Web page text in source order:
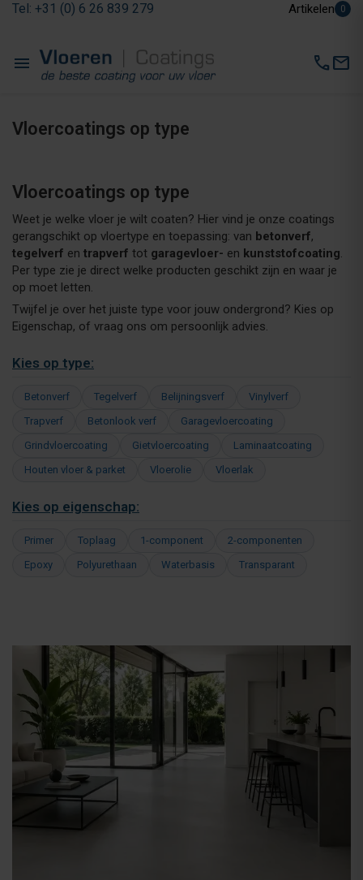
Tel: +31 (0) 6 26 839 279 Artikelen 0
menu callmail
Vloercoatings op type
Vloercoatings op type
Weet je welke vloer je wilt coaten? Hier vind je onze coatings
gerangschikt op vloertype en toepassing: van betonverf,
tegelverf en trapverf tot garagevloer- en kunststofcoating.
Per type zie je direct welke producten geschikt zijn en waar je
op moet letten.
Twijfel je over het juiste type voor jouw ondergrond? Kies op
Eigenschap, of vraag ons om persoonlijk advies.
Kies op type:
Betonverf Tegelverf Belijningsverf
Vinylverf
Trapverf
Betonlook verf
Garagevloercoating
Grindvloercoating
Gietvloercoating
Laminaatcoating
Houten vloer & parket
Vloerolie Vloerlak
Kies op eigenschap:
Primer Toplaag 1-component
2-componenten
Epoxy
Polyurethaan Waterbasis Transparant